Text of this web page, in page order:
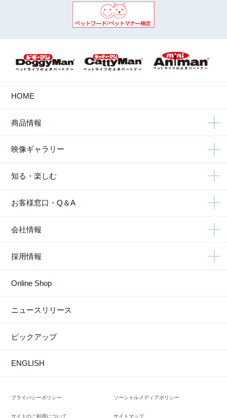
HOME
商品情報
映像ギャラリー
知る・楽しむ
お客様窓口・Q＆A
会社情報
採用情報
Online Shop
ニュースリリース
ピックアップ
ENGLISH
プライバシーポリシー ソーシャルメディアポリシー
サイトのご利用について サイトマップ